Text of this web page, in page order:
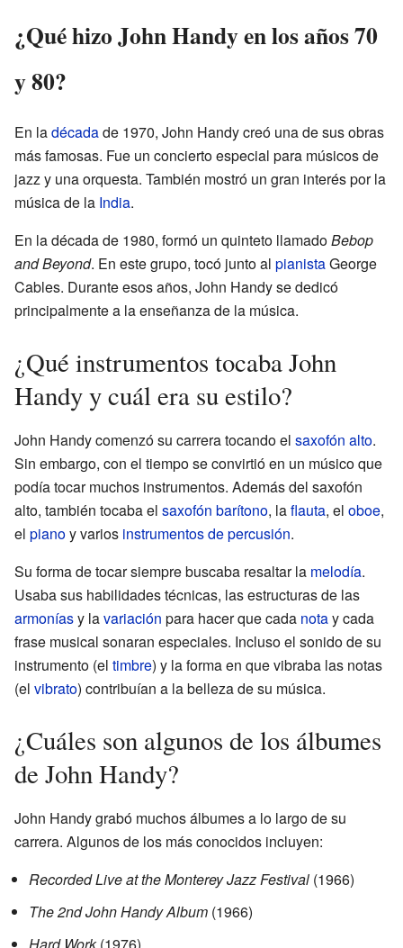
¿Qué hizo John Handy en los años 70
y 80?
En ladécadade 1970, John Handy creó una de sus obras
más famosas. Fue un concierto especial para músicos de
jazz y una orquesta. También mostró un gran interés por la
música de la India.
En la década de 1980, formó un quinteto llamadoBebop
and Beyond. En este grupo, tocó junto al pianistaGeorge
Cables. Durante esos años, John Handy se dedicó
principalmente a la enseñanza de la música.
¿Qué instrumentos tocaba John
Handy y cuál era su estilo?
John Handy comenzó su carrera tocando el saxofón alto.
Sin embargo, con el tiempo se convirtió en un músico que
podía tocar muchos instrumentos. Además del saxofón
alto, también tocaba el saxofón barítono, laflauta, el oboe,
el pianoy varios instrumentos de percusión.
Su forma de tocar siempre buscaba resaltar la melodía.
Usaba sus habilidades técnicas, las estructuras de las
armoníasy lavariación para hacer que cada notay cada
frase musical sonaran especiales. Incluso el sonido de su
instrumento (el timbre) y la forma en que vibraba las notas
(el vibrato) contribuían a la belleza de su música.
¿Cuáles son algunos de los álbumes
de John Handy?
John Handy grabó muchos álbumes a lo largo de su
carrera. Algunos de los más conocidos incluyen:
Recorded Live at the Monterey Jazz Festival (1966)
The 2nd John Handy Album (1966)